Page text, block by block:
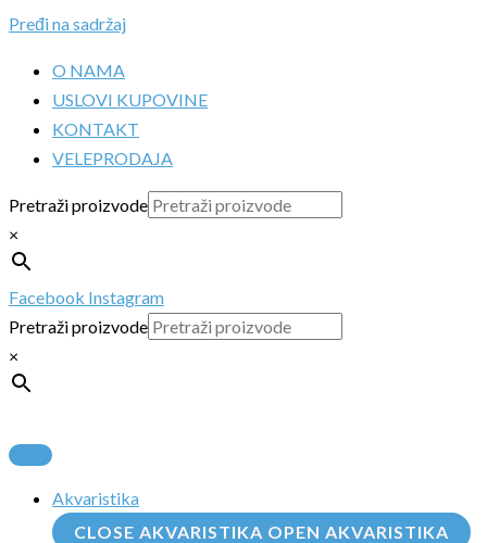
Pređi na sadržaj
O NAMA
USLOVI KUPOVINE
KONTAKT
VELEPRODAJA
Pretraži proizvode
×
Facebook Instagram
Pretraži proizvode
×
Akvaristika
CLOSE AKVARISTIKA OPEN AKVARISTIKA